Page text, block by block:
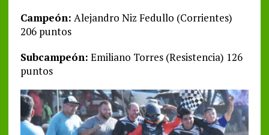
Campeón: Alejandro Niz Fedullo (Corrientes)
206 puntos
Subcampeón: Emiliano Torres (Resistencia) 126
puntos